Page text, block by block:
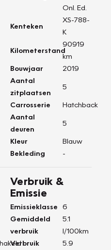
Onl. Ed.
Kenteken
XS-788-
K
Kilometerstand
90919
km
Bouwjaar
2019
Aantal
zitplaatsen
5
Carrosserie
Hatchback
Aantal
deuren
5
Kleur
Blauw
Bekleding
-
Verbruik &
Emissie
Emissieklasse
6
Gemiddeld
verbruik
5.1
l/100km
Verbruik
5.9